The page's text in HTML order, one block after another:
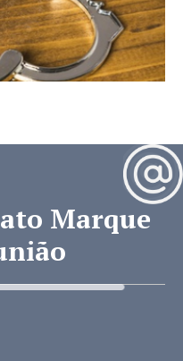
Marque